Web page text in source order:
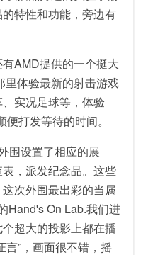
特性和功能，旁边有
AMD提供的一个挺大
里体验最新的射击游戏
、实况足球等，体验
打发等待的时间。
设置了相应的展
，派发纪念品。这些
次外围最出彩的当属
Hand's On Lab.我们进
超大的投影上都在播
言”，画面很不错，摇